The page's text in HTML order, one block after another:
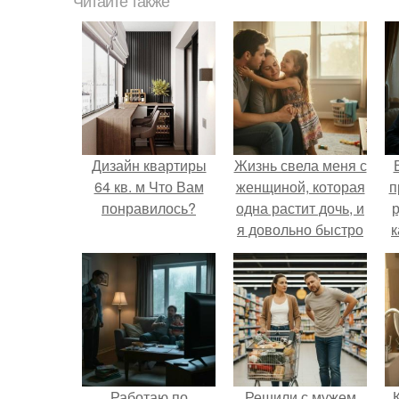
Дизайн квартиры
64 кв. м Что Вам
понравилось?
Жизнь свела меня с
женщиной, которая
одна растит дочь, и
я довольно быстро
привязался к ним
обеим.